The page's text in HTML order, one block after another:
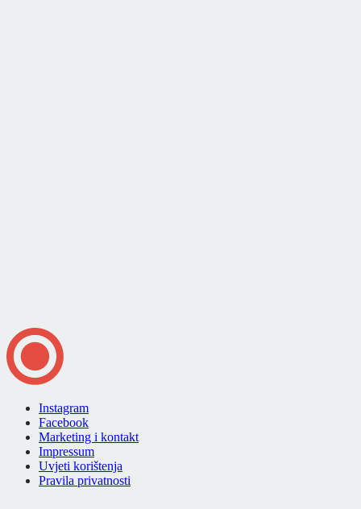
Instagram
Facebook
Marketing i kontakt
Impressum
Uvjeti korištenja
Pravila privatnosti